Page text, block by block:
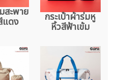
สะพาย
แดง กระเป๋าผ้าร่มหู
หิ้วสีฟ้าเข้ม